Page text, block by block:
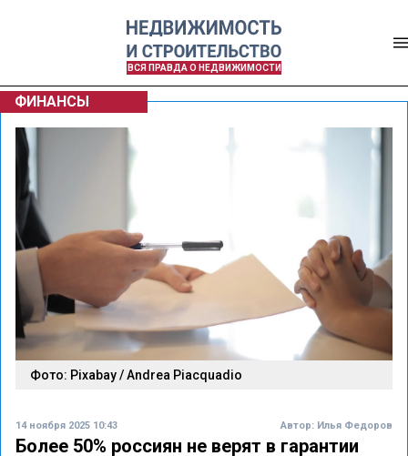
ВСЯ ПРАВДА О НЕДВИЖИМОСТИ
ФИНАНСЫ
Фото: Pixabay / Andrea Piacquadio
14 ноября 2025 10:43 Автор: Илья Федоров
Более 50% россиян не верят в гарантии